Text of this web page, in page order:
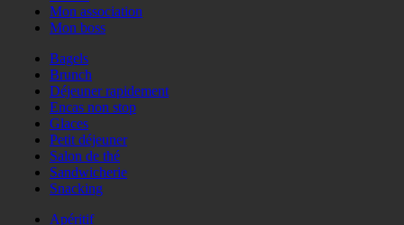
Mon association
Mon boss
Bagels
Brunch
Déjeuner rapidement
Encas non stop
Glaces
Petit déjeuner
Salon de thé
Sandwicherie
Snacking
Apéritif